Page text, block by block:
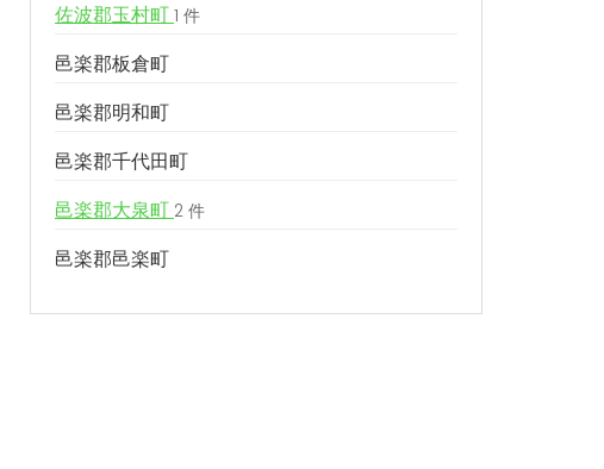
佐波郡玉村町 1 件
邑楽郡板倉町
邑楽郡明和町
邑楽郡千代田町
邑楽郡大泉町 2 件
邑楽郡邑楽町